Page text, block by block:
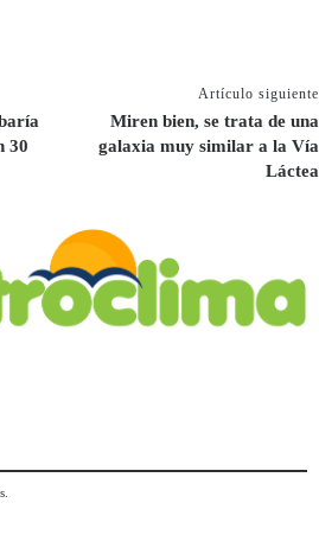
30
Artículo siguiente
Miren bien, se trata de una
galaxia muy similar a la Vía
Láctea